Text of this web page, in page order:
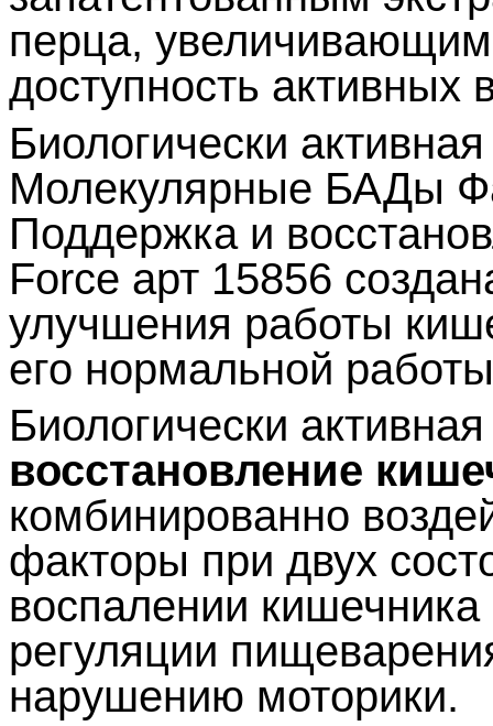
перца,
доступность активных
Биологически
Молекулярные БАДы
Поддержка и
Force арт 15856
улучшения работы
его нормальной
Биологически
восстановление
комбинированно
факторы при двух
воспалении
регуляции
нарушению моторики.